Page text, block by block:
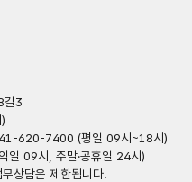
길3
620-7400 (평일 09시~18시)
09시, 주말·공휴일 24시)
상담은 제한됩니다.